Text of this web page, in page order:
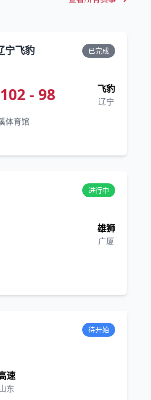
宁飞豹 已完成
102 - 98 飞豹
辽宁
体育馆
进行中
雄狮
广厦
待开始
速
东